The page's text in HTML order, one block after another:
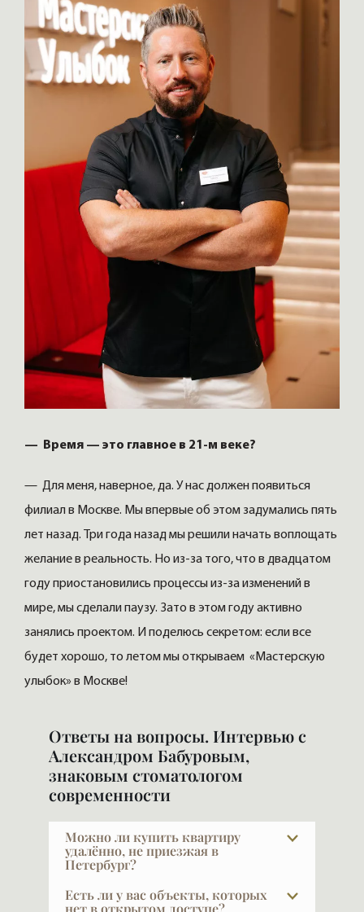
— Время — это главное в 21-м веке?
— Для меня, наверное, да. У нас должен появиться
филиал в Москве. Мы впервые об этом задумались пять
лет назад. Три года назад мы решили начать воплощать
желание в реальность. Но из-за того, что в двадцатом
году приостановились процессы из-за изменений в
мире, мы сделали паузу. Зато в этом году активно
занялись проектом. И поделюсь секретом: если все
будет хорошо, то летом мы открываем «Мастерскую
улыбок» в Москве!
Ответы на вопросы. Интервью с
Александром Бабуровым,
знаковым стоматологом
современности
Можно ли купить квартиру
удалённо, не приезжая в
Петербург?
Да, мы регулярно работаем с
покупателями из разных городов. И
Есть ли у вас объекты, которых
нет в открытом доступе?